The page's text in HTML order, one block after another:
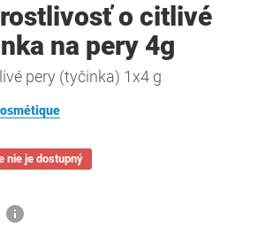
o citlivé
na pery 4g
pery (tyčinka) 1x4 g
nie je dostupný